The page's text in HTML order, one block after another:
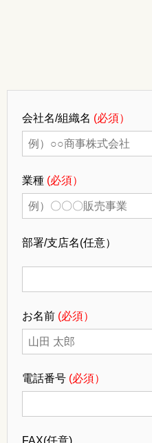
会社名/組織名 (必須）
業種 (必須）
部署/支店名(任意）
お名前 (必須）
電話番号 (必須）
FAX(任意)